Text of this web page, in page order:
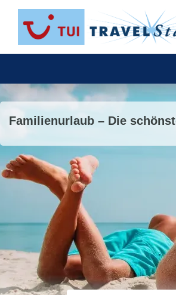
Familienurlaub – Die